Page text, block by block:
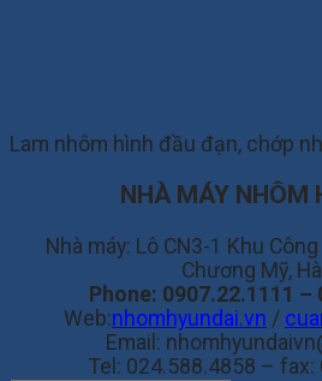
Lam nhôm hình đầu đạn, chớp
NHÀ MÁY NHÔM
Nhà máy: Lô CN3-1 Khu
Chương Mỹ,
Phone: 0907.22.1111 –
Web:nhomhyundai.vn /
Email:
Tel: 024.588.4858 – fax: